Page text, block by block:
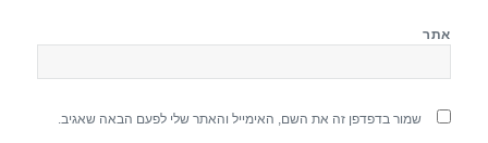
אתר
שמור בדפדפן זה את השם, האימייל והאתר שלי לפעם הבאה שאגיב.